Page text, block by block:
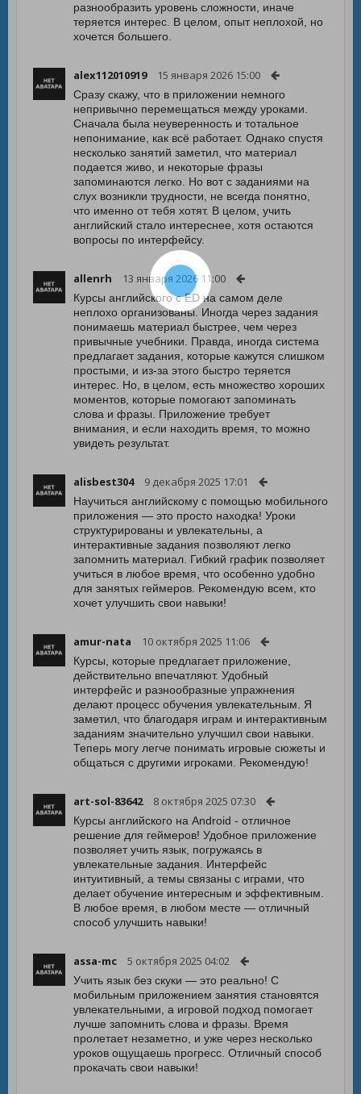
разнообразить уровень сложности, иначе
теряется интерес. В целом, опыт неплохой, но
хочется большего.
alex112010919 15 января 2026 15:00
Сразу скажу, что в приложении немного
непривычно перемещаться между уроками.
Сначала была неуверенность и тотальное
непонимание, как всё работает. Однако спустя
несколько занятий заметил, что материал
подается живо, и некоторые фразы
запоминаются легко. Но вот с заданиями на
слух возникли трудности, не всегда понятно,
что именно от тебя хотят. В целом, учить
английский стало интереснее, хотя остаются
вопросы по интерфейсу.
allenrh 13 января 2026 11:00
Курсы английского с ED на самом деле
неплохо организованы. Иногда через задания
понимаешь материал быстрее, чем через
привычные учебники. Правда, иногда система
предлагает задания, которые кажутся слишком
простыми, и из-за этого быстро теряется
интерес. Но, в целом, есть множество хороших
моментов, которые помогают запоминать
слова и фразы. Приложение требует
внимания, и если находить время, то можно
увидеть результат.
alisbest304 9 декабря 2025 17:01
Научиться английскому с помощью мобильного
приложения — это просто находка! Уроки
структурированы и увлекательны, а
интерактивные задания позволяют легко
запомнить материал. Гибкий график позволяет
учиться в любое время, что особенно удобно
для занятых геймеров. Рекомендую всем, кто
хочет улучшить свои навыки!
amur-nata 10 октября 2025 11:06
Курсы, которые предлагает приложение,
действительно впечатляют. Удобный
интерфейс и разнообразные упражнения
делают процесс обучения увлекательным. Я
заметил, что благодаря играм и интерактивным
заданиям значительно улучшил свои навыки.
Теперь могу легче понимать игровые сюжеты и
общаться с другими игроками. Рекомендую!
art-sol-83642 8 октября 2025 07:30
Курсы английского на Android - отличное
решение для геймеров! Удобное приложение
позволяет учить язык, погружаясь в
увлекательные задания. Интерфейс
интуитивный, а темы связаны с играми, что
делает обучение интересным и эффективным.
В любое время, в любом месте — отличный
способ улучшить навыки!
assa-mc 5 октября 2025 04:02
Учить язык без скуки — это реально! С
мобильным приложением занятия становятся
увлекательными, а игровой подход помогает
лучше запомнить слова и фразы. Время
пролетает незаметно, и уже через несколько
уроков ощущаешь прогресс. Отличный способ
прокачать свои навыки!